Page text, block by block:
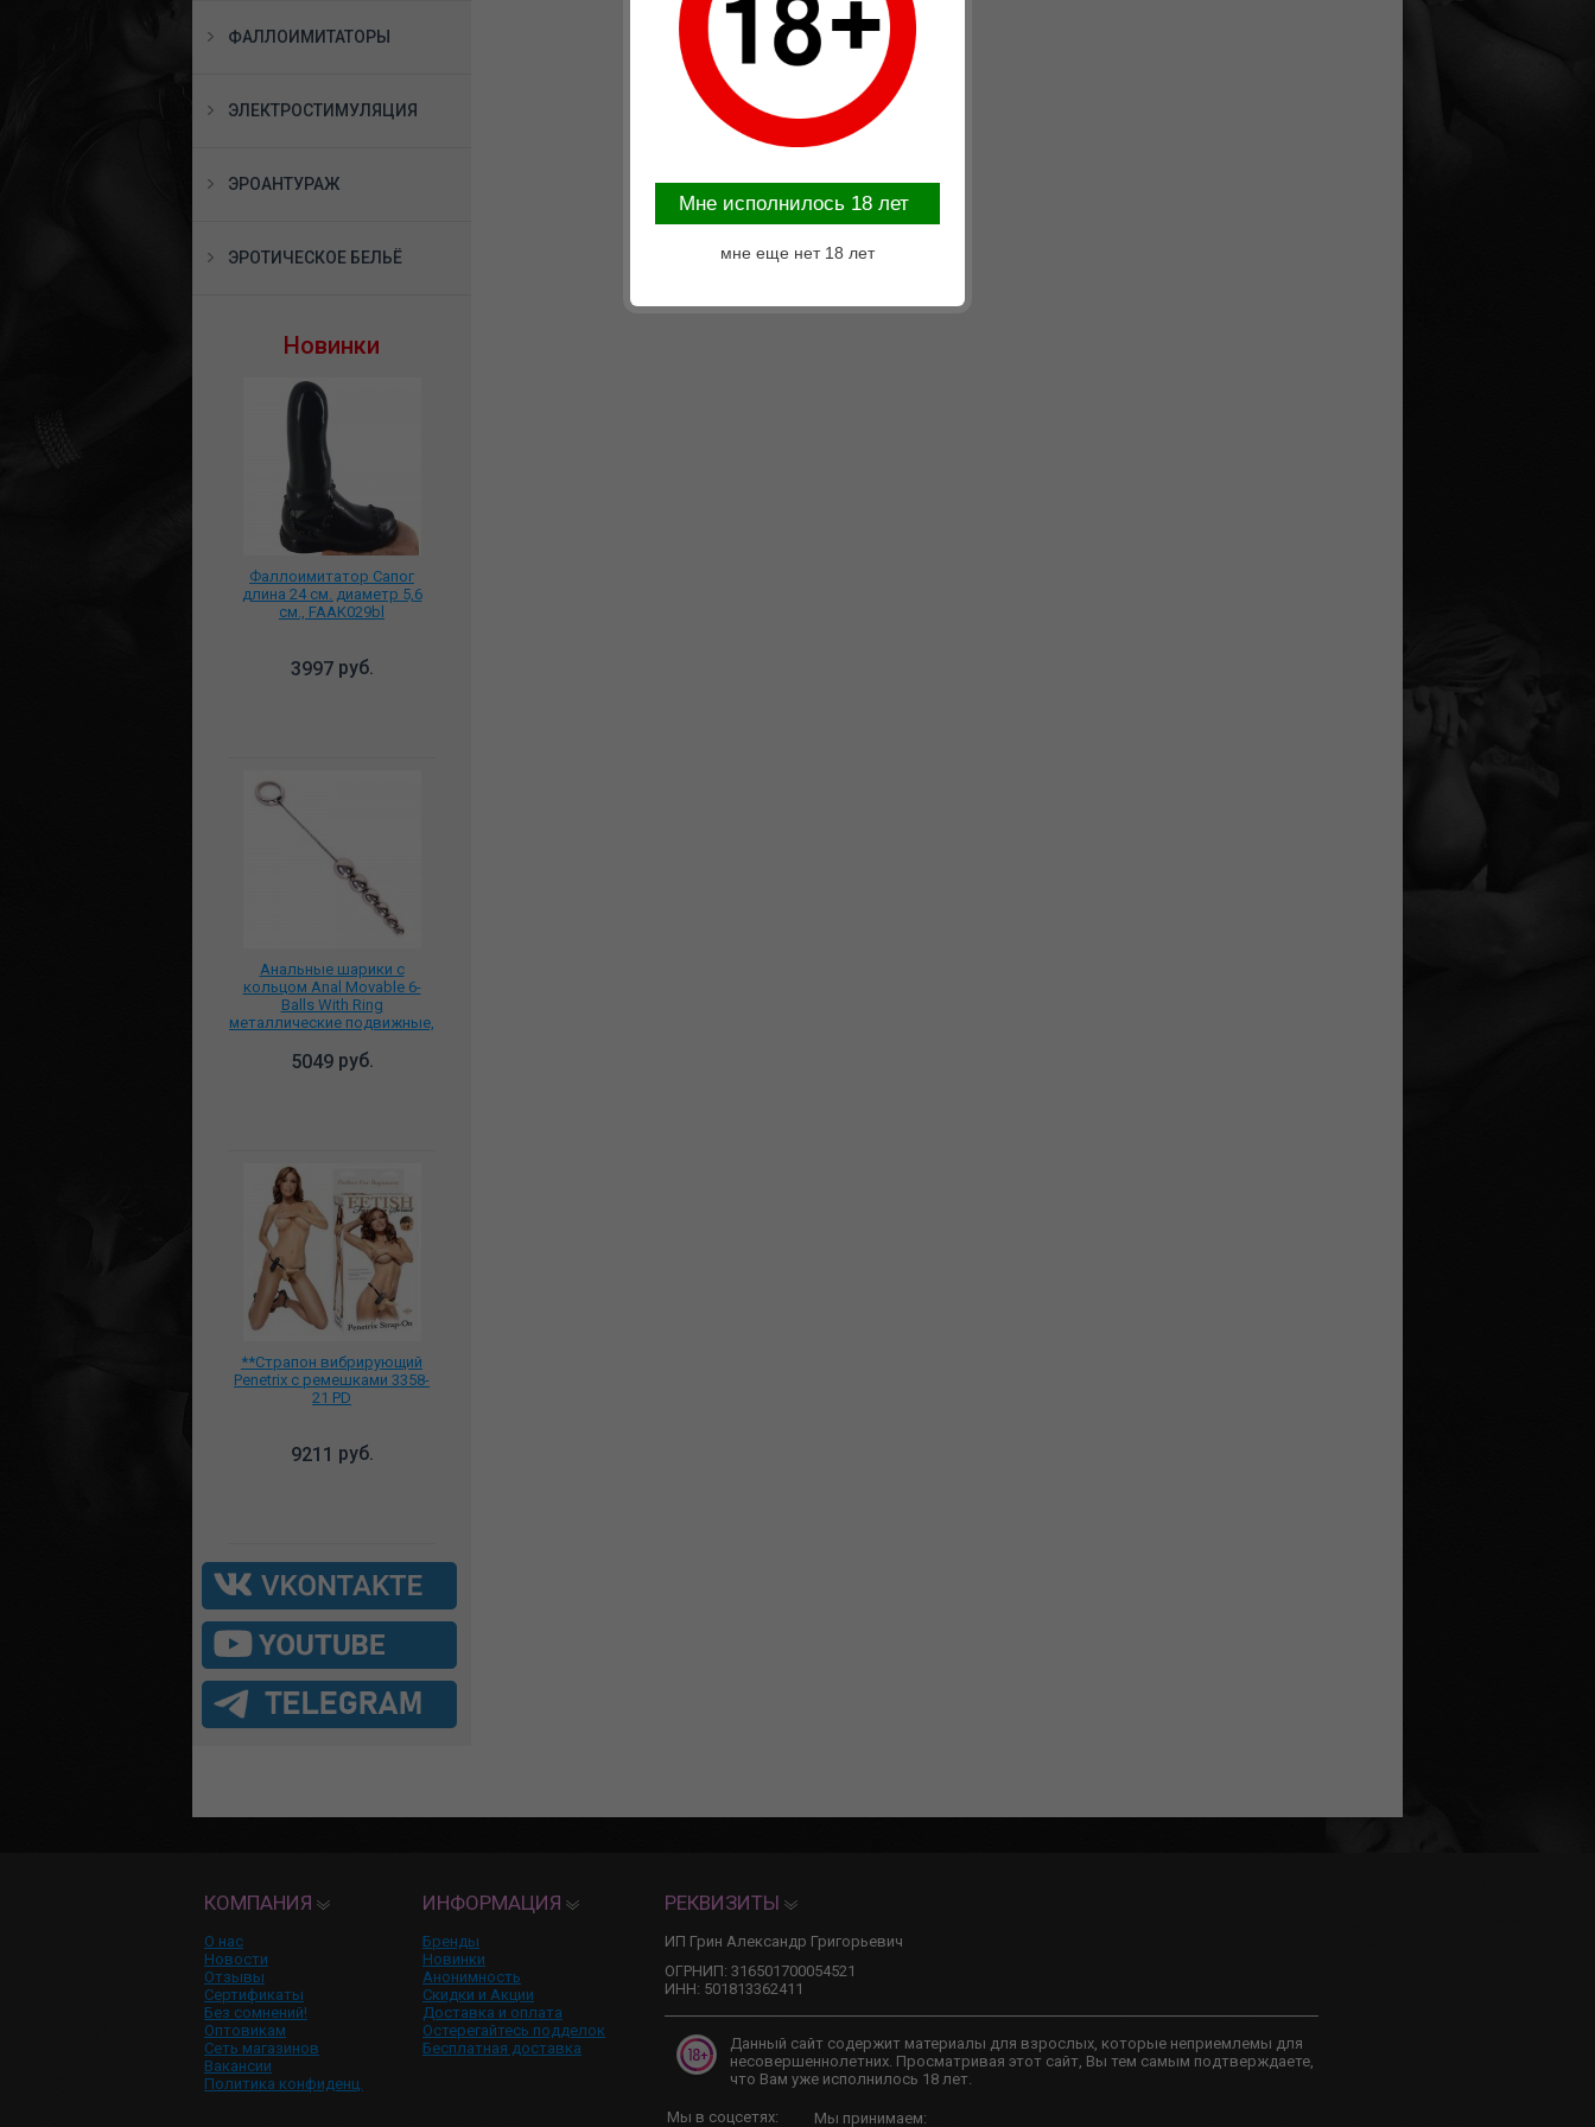
ФАЛЛОИМИТАТОРЫ
ЭЛЕКТРОСТИМУЛЯЦИЯ
ЭРОАНТУРАЖ
ЭРОТИЧЕСКОЕ БЕЛЬЁ
Новинки
Фаллоимитатор Сапог
длина 24 см. диаметр 5,6
см., FAAK029bl
3997руб.
Анальные шарики с
кольцом Anal Movable 6-
Balls With Ring
металлические подвижные,
5049руб.
**Страпон вибрирующий
Penetrix с ремешками 3358-
21 PD
9211 руб.
КОМПАНИЯ
О нас
Новости
Отзывы
Сертификаты
Без сомнений!
Оптовикам
Сеть магазинов
Вакансии
Политика конфиденц.
ИНФОРМАЦИЯ
Бренды
Новинки
Анонимность
Скидки и Акции
Доставка и оплата
Остерегайтесь подделок
Бесплатная доставка
РЕКВИЗИТЫ
ИП Грин Александр Григорьевич
ОГРНИП: 316501700054521
ИНН: 501813362411
Данный сайт содержит материалы для взрослых, которые неприемлемы для
несовершеннолетних. Просматривая этот сайт, Вы тем самым подтверждаете,
что Вам уже исполнилось 18 лет.
Мы в соцсетях: Мы принимаем:
Mне исполнилось 18 лет
мне еще нет 18 лет